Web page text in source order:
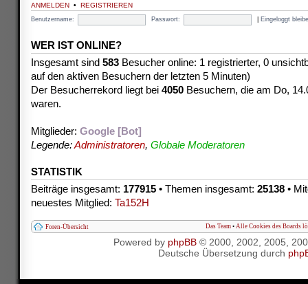
ANMELDEN • REGISTRIEREN
Benutzername: Passwort: Eingeloggt
WER IST ONLINE?
Insgesamt sind 583 Besucher online: 1 registrierter, 0
auf den aktiven Besuchern der letzten 5 Minuten)
Der Besucherrekord liegt bei 4050 Besuchern, die am Do,
waren.
Mitglieder: Google [Bot]
Legende:Administratoren, Globale Moderatoren
STATISTIK
Beiträge insgesamt: 177915 • Themen insgesamt: 25138 •
neuestes Mitglied: Ta152H
Foren-Übersicht Das Team • Alle Cookies des Boards
Powered by phpBB© 2000, 2002, 2005,
Deutsche Übersetzung durch